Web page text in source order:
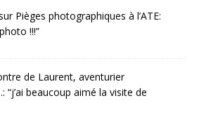
Pièges photographiques à l’ATE:
!!!”
de Laurent, aventurier
: “j’ai beaucoup aimé la visite de